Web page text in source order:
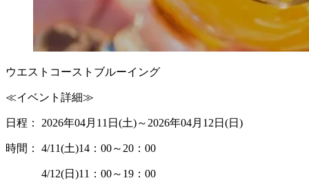
ウエストコーストブルーイング
≪イベント詳細≫
日程： 2026年04月11日(土)～2026年04月12日(日)
時間： 4/11(土)14：00～20：00
4/12(日)11：00～19：00